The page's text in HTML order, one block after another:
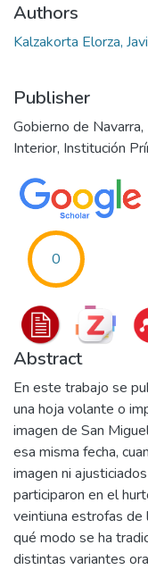
Authors
Kalzakorta Elorza,
Publisher
Gobierno de
Interior, Institución
0
Abstract
En este trabajo se
una hoja volante o
imagen de San
esa misma fecha,
imagen ni
participaron en el
veintiuna estrofas de
qué modo se ha
distintas variantes